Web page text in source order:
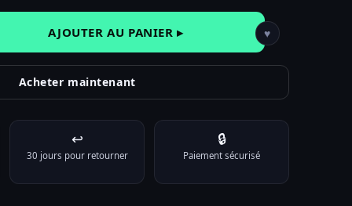
AJOUTER AU PANIER ▸ ♥
Acheter maintenant
Effacer
Feral» — Art Japonais
↩
30 jours pour retourner
🔒
Paiement sécurisé